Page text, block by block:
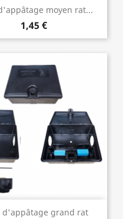
moyen rat...
1,45 €
d'appâtage grand rat